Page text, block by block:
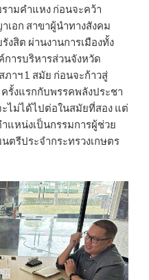
ามคำแหง ก่อนจะคว้า
อก สาขาผู้นำทางสังคม
งสิต ผ่านงานการเมืองทั้ง
ารบริหารส่วนจังหวัด
าฯ 1 สมัย ก่อนจะก้าวสู่
รั้งแรกกับพรรคพลังประชา
ะไม่ได้ไปต่อในสมัยที่สอง แต่
ำแหน่งเป็นกรรมการผู้ช่วย
ตรีประจำกระทรวงเกษตร